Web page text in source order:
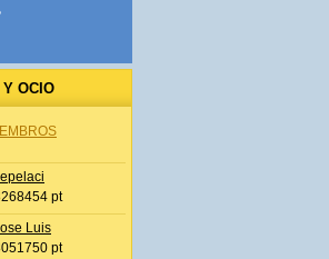
Y OCIO
pt
Luis
pt